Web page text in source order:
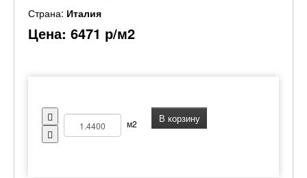
Страна: Италия
Цена: 6471 р/м2
м2 В корзину